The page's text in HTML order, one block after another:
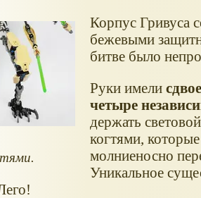
Корпус Гривуса
бежевыми
битве было
Руки имели
четыре
держать
когтями,
молниеносно
Уникальное